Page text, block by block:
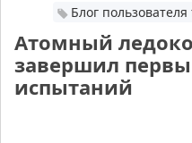
Блог
Атомный
завершил
испытаний